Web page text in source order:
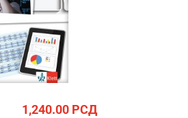
1,240.00 РСД